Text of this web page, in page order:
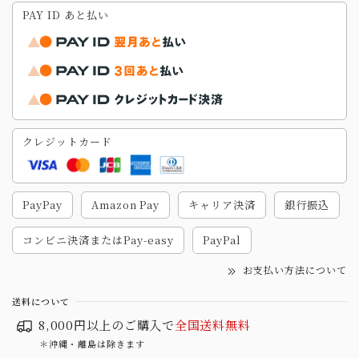
PAY ID あと払い
クレジットカード
PayPay Amazon Pay キャリア決済 銀行振込
コンビニ決済またはPay-easy PayPal
お支払い方法について
送料について
8,000円以上のご購入で全国送料無料
＊沖縄・離島は除きます